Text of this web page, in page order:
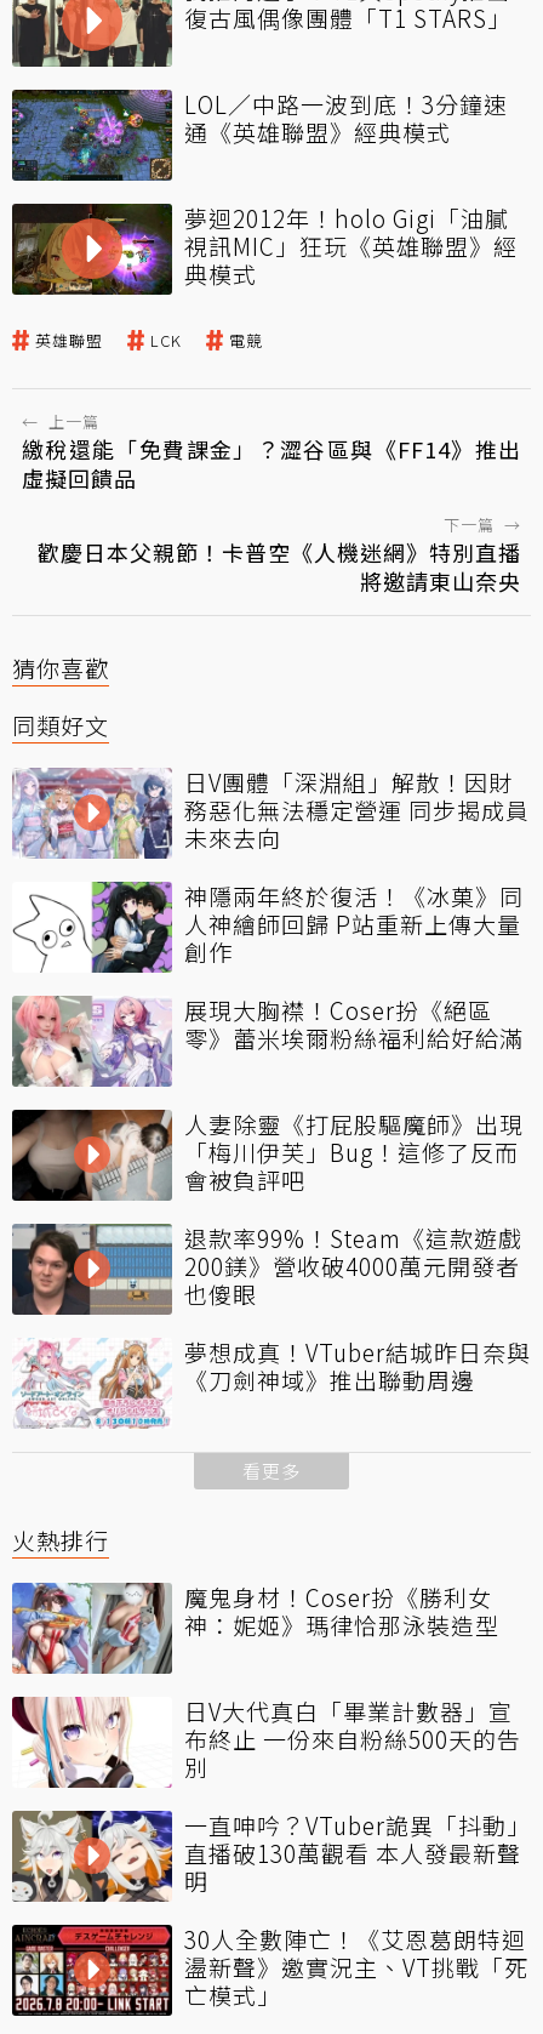
復古風偶像團體「T1 STARS」
LOL／中路一波到底！3分鐘速
通《英雄聯盟》經典模式
夢迴2012年！holo Gigi「油膩
視訊MIC」狂玩《英雄聯盟》經
典模式
英雄聯盟 LCK 電競
← 上一篇
繳稅還能「免費課金」？澀谷區與《FF14》推出
虛擬回饋品
下一篇 →
歡慶日本父親節！卡普空《人機迷網》特別直播
將邀請東山奈央
猜你喜歡
同類好文
日V團體「深淵組」解散！因財
務惡化無法穩定營運 同步揭成員
未來去向
神隱兩年終於復活！《冰菓》同
人神繪師回歸 P站重新上傳大量
創作
展現大胸襟！Coser扮《絕區
零》蕾米埃爾粉絲福利給好給滿
人妻除靈《打屁股驅魔師》出現
「梅川伊芙」Bug！這修了反而
會被負評吧
退款率99%！Steam《這款遊戲
200鎂》營收破4000萬元開發者
也傻眼
夢想成真！VTuber結城昨日奈與
《刀劍神域》推出聯動周邊
看更多
火熱排行
魔鬼身材！Coser扮《勝利女
神：妮姬》瑪律恰那泳裝造型
日V大代真白「畢業計數器」宣
布終止 一份來自粉絲500天的告
別
一直呻吟？VTuber詭異「抖動」
直播破130萬觀看 本人發最新聲
明
30人全數陣亡！《艾恩葛朗特迴
盪新聲》邀實況主、VT挑戰「死
亡模式」